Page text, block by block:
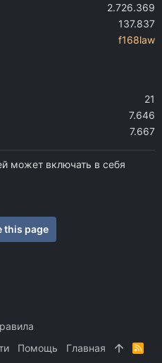
2.726.369
137.837
f168law
21
7.646
7.667
может включать в себя
this page
Помощь Главная
R